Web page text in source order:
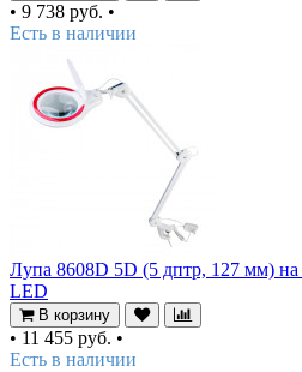
• 9 738 руб. •
Есть в наличии
Лупа 8608D 5D (5 дптр, 127 мм) на
LED
В корзину
• 11 455 руб. •
Есть в наличии